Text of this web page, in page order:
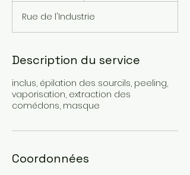
Rue de l'Industrie
Description du service
inclus, épilation des sourcils, peeling,
vaporisation, extraction des
comédons, masque
Coordonnées